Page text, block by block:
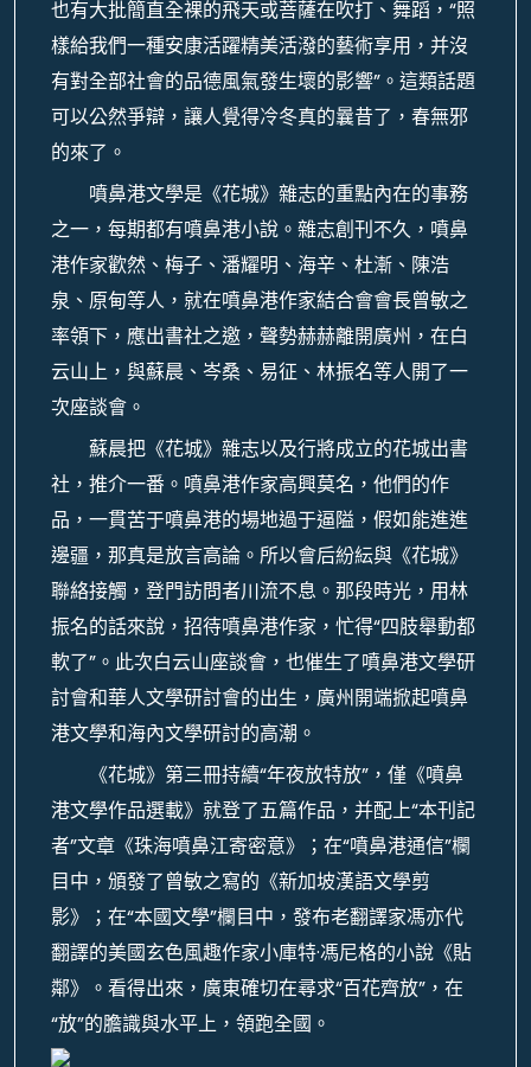
也有大批簡直全裸的飛天或菩薩在吹打、舞蹈，“照
樣給我們一種安康活躍精美活潑的藝術享用，并沒
有對全部社會的品德風氣發生壞的影響”。這類話題
可以公然爭辯，讓人覺得冷冬真的曩昔了，春無邪
的來了。
噴鼻港文學是《花城》雜志的重點內在的事務
之一，每期都有噴鼻港小說。雜志創刊不久，噴鼻
港作家歡然、梅子、潘耀明、海辛、杜漸、陳浩
泉、原甸等人，就在噴鼻港作家結合會會長曾敏之
率領下，應出書社之邀，聲勢赫赫離開廣州，在白
云山上，與蘇晨、岑桑、易征、林振名等人開了一
次座談會。
蘇晨把《花城》雜志以及行將成立的花城出書
社，推介一番。噴鼻港作家高興莫名，他們的作
品，一貫苦于噴鼻港的場地過于逼隘，假如能進進
邊疆，那真是放言高論。所以會后紛紜與《花城》
聯絡接觸，登門訪問者川流不息。那段時光，用林
振名的話來說，招待噴鼻港作家，忙得“四肢舉動都
軟了”。此次白云山座談會，也催生了噴鼻港文學研
討會和華人文學研討會的出生，廣州開端掀起噴鼻
港文學和海內文學研討的高潮。
《花城》第三冊持續“年夜放特放”，僅《噴鼻
港文學作品選載》就登了五篇作品，并配上“本刊記
者”文章《珠海噴鼻江寄密意》；在“噴鼻港通信”欄
目中，頒發了曾敏之寫的《新加坡漢語文學剪
影》；在“本國文學”欄目中，發布老翻譯家馮亦代
翻譯的美國玄色風趣作家小庫特·馮尼格的小說《貼
鄰》。看得出來，廣東確切在尋求“百花齊放”，在
“放”的膽識與水平上，領跑全國。